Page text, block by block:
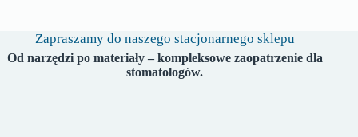
Zapraszamy do naszego stacjonarnego sklepu
Od narzędzi po materiały – kompleksowe zaopatrzenie dla
stomatologów.